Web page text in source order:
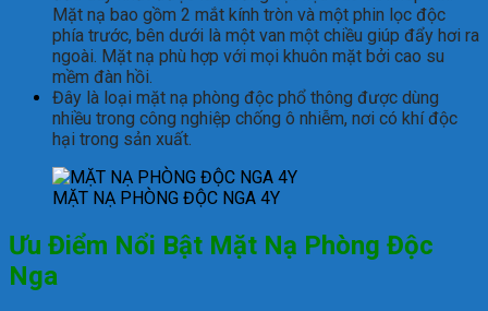
Mặt nạ bao gồm 2 mắt kính tròn và một phin lọc độc
phía trước, bên dưới là một van một chiều giúp đẩy hơi ra
ngoài. Mặt nạ phù hợp với mọi khuôn mặt bởi cao su
mềm đàn hồi.
Đây là loại mặt nạ phòng độc phổ thông được dùng
nhiều trong công nghiệp chống ô nhiễm, nơi có khí độc
hại trong sản xuất.
MẶT NẠ PHÒNG ĐỘC NGA 4Y
Ưu Điểm Nổi Bật Mặt Nạ Phòng Độc
Nga